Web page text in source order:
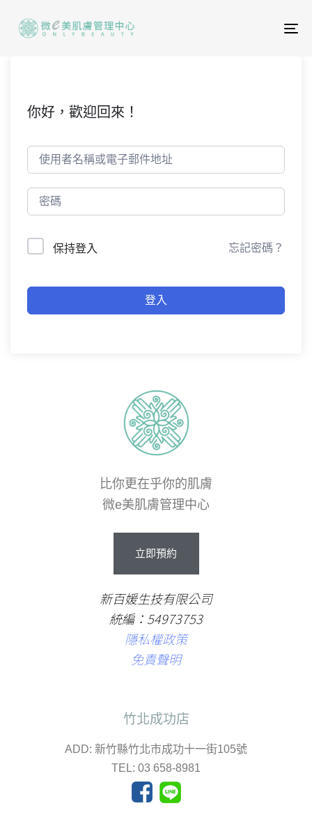
你好，歡迎回來！
保持登入 忘記密碼？
登入
比你更在乎你的肌膚
微e美肌膚管理中心
立即預約
新百媛生技有限公司
統編：54973753
隱私權政策
免責聲明
竹北成功店
ADD: 新竹縣竹北市成功十一街105號
TEL: 03 658-8981